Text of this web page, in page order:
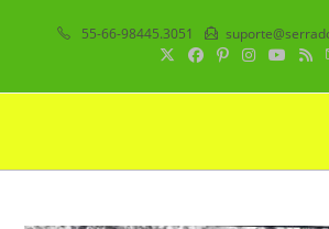
conteúdo
55-66-98445.3051